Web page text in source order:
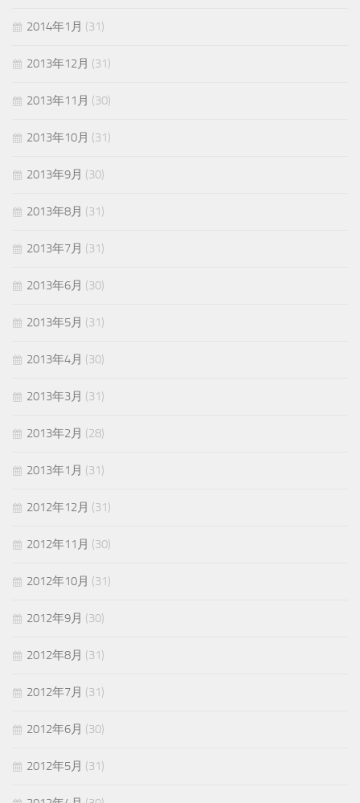
2014年1月 (31)
2013年12月 (31)
2013年11月 (30)
2013年10月 (31)
2013年9月 (30)
2013年8月 (31)
2013年7月 (31)
2013年6月 (30)
2013年5月 (31)
2013年4月 (30)
2013年3月 (31)
2013年2月 (28)
2013年1月 (31)
2012年12月 (31)
2012年11月 (30)
2012年10月 (31)
2012年9月 (30)
2012年8月 (31)
2012年7月 (31)
2012年6月 (30)
2012年5月 (31)